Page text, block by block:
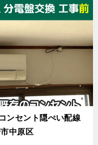
ンセント隠ぺい配線
中原区